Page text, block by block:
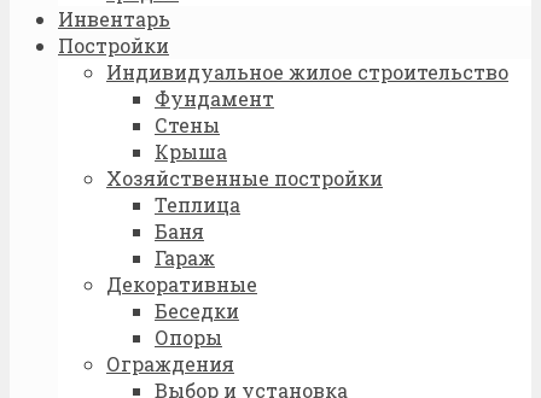
Инвентарь
Постройки
Индивидуальное жилое строительство
Фундамент
Стены
Крыша
Хозяйственные постройки
Теплица
Баня
Гараж
Декоративные
Беседки
Опоры
Ограждения
Выбор и установка